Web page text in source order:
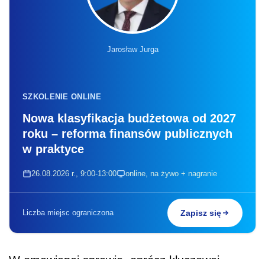
Jarosław Jurga
SZKOLENIE ONLINE
Nowa klasyfikacja budżetowa od 2027
roku – reforma finansów publicznych
w praktyce
26.08.2026 r., 9:00-13:00 online, na żywo + nagranie
Liczba miejsc ograniczona Zapisz się